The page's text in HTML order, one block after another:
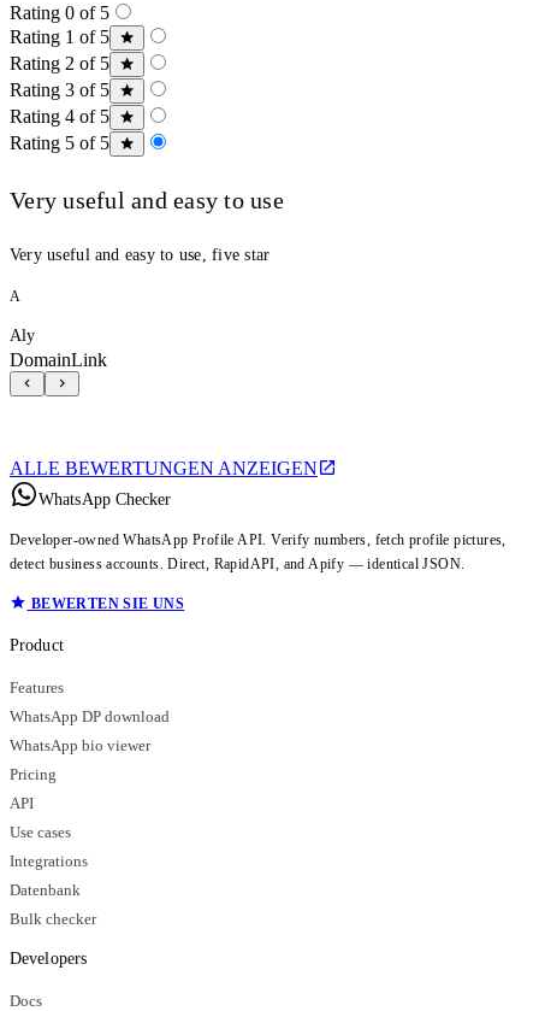
Rating 0 of 5
Rating 1 of 5
Rating 2 of 5
Rating 3 of 5
Rating 4 of 5
Rating 5 of 5
Very useful and easy to use
Very useful and easy to use, five star
A
Aly
DomainLink
ALLE BEWERTUNGEN ANZEIGEN
WhatsApp Checker
Developer-owned WhatsApp Profile API. Verify numbers, fetch profile pictures,
detect business accounts. Direct, RapidAPI, and Apify — identical JSON.
BEWERTEN SIE UNS
Product
Features
WhatsApp DP download
WhatsApp bio viewer
Pricing
API
Use cases
Integrations
Datenbank
Bulk checker
Developers
Docs